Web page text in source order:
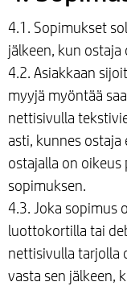
4.1. Sopimukset
jälkeen, kun
4.2. Asiakkaan
myyjä myöntää
nettisivulla
asti, kunnes
ostajalla on
sopimuksen.
4.3. Joka sopimus
luottokortilla tai
nettisivulla tarjolla
vasta sen jälkeen,